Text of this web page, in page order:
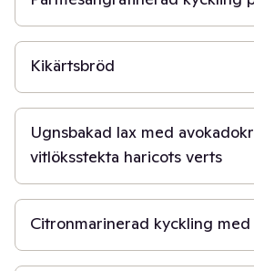
50 min
Kikärtsbröd
20 min
Ugnsbakad lax med
vitlöksstekta haricots verts
30 min
Citronmarinerad kyckling med
30 min